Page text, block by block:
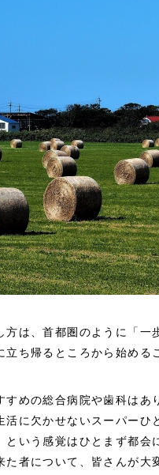
方は、首都圏のように「
立ち帰るところから始める
すめの総合病院や歯科は
活に欠かせないスーパーひ
いう感覚はひとまず都会
た者について、皆さんが